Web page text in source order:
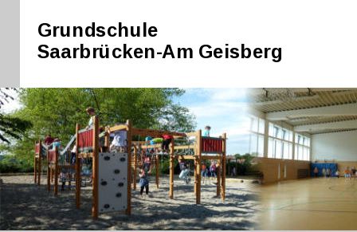
Grundschule
Saarbrücken-Am Geisberg